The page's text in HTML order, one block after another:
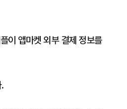
이 앱마켓 외부 결제 정보를